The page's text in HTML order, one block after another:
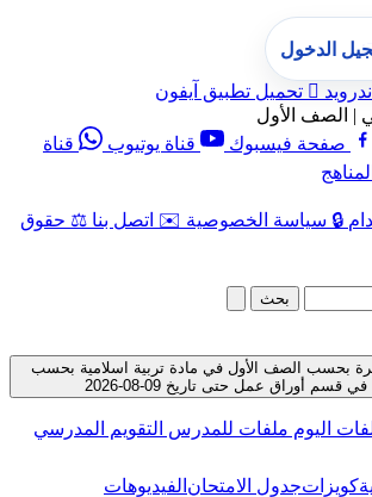
 تحميل تطبيق آيفون
| الصف الأول
صفحة فيسبوك قناة يوتيوب
قناة
🔒 سياسة الخصوصية ✉️ اتصل بنا ⚖️ حقوق
الدخول
بحث
بحسب الصف الأول في مادة تربية اسلامية بحسب
قسم أوراق عمل حتى تاريخ 09-08-2026
اليوم ملفات للمدرس التقويم المدرسي
كويزاتجدول الامتحانالفيديوهات